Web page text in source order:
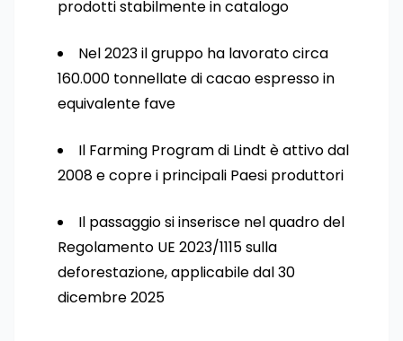
prodotti stabilmente in catalogo
Nel 2023 il gruppo ha lavorato circa
160.000 tonnellate di cacao espresso in
equivalente fave
Il Farming Program di Lindt è attivo dal
2008 e copre i principali Paesi produttori
Il passaggio si inserisce nel quadro del
Regolamento UE 2023/1115 sulla
deforestazione, applicabile dal 30
dicembre 2025